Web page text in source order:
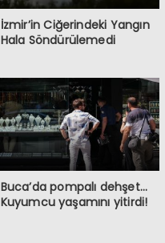
İzmir’in Ciğerindeki Yangın
Hala Söndürülemedi
Buca’da pompalı dehşet…
Kuyumcu yaşamını yitirdi!